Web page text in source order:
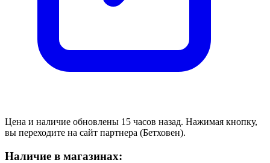
Цена и наличие обновлены 15 часов назад. Нажимая кнопку,
вы переходите на сайт партнера (Бетховен).
Наличие в магазинах: